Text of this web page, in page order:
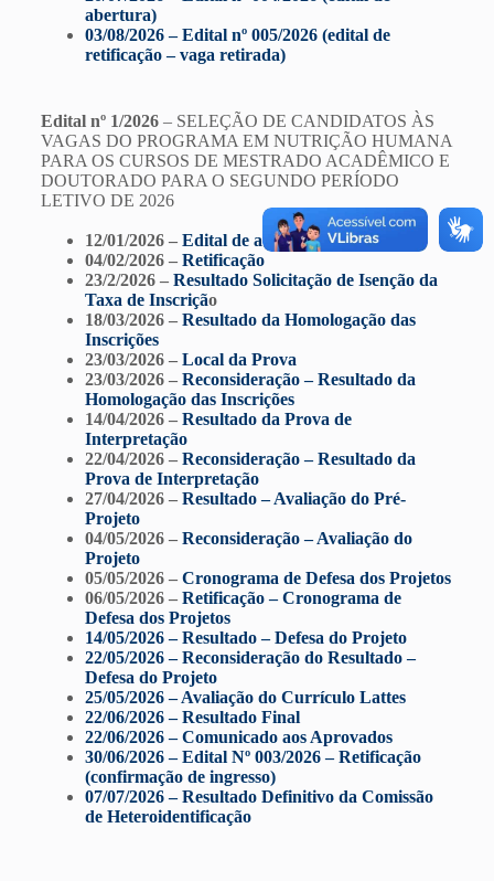
abertura)
03/08/2026 – Edital nº 005/2026 (edital de
retificação – vaga retirada)
Edital nº 1/2026– SELEÇÃO DE CANDIDATOS ÀS
VAGAS DO PROGRAMA EM NUTRIÇÃO HUMANA
PARA OS CURSOS DE MESTRADO ACADÊMICO E
DOUTORADO PARA O SEGUNDO PERÍODO
LETIVO DE 2026
12/01/2026 – Edital de abertura
04/02/2026 – Retificação
23/2/2026 – Resultado Solicitação de Isenção da
Taxa de Inscrição
18/03/2026 – Resultado da Homologação das
Inscrições
23/03/2026 – Local da Prova
23/03/2026 – Reconsideração – Resultado da
Homologação das Inscrições
14/04/2026 – Resultado da Prova de
Interpretação
22/04/2026 – Reconsideração – Resultado da
Prova de Interpretação
27/04/2026 – Resultado – Avaliação do Pré-
Projeto
04/05/2026 – Reconsideração – Avaliação do
Projeto
05/05/2026 – Cronograma de Defesa dos Projetos
06/05/2026 – Retificação – Cronograma de
Defesa dos Projetos
14/05/2026 – Resultado – Defesa do Projeto
22/05/2026 – Reconsideração do Resultado –
Defesa do Projeto
25/05/2026 – Avaliação do Currículo Lattes
22/06/2026 – Resultado Final
22/06/2026 – Comunicado aos Aprovados
30/06/2026 – Edital Nº 003/2026 – Retificação
(confirmação de ingresso)
07/07/2026 – Resultado Definitivo da Comissão
de Heteroidentificação